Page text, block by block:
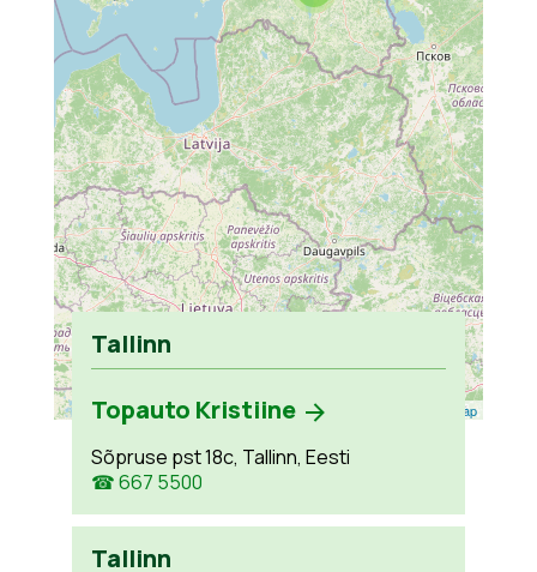
Leaflet OpenStreetMap
Tallinn
Topauto Kristiine
Sõpruse pst 18c, Tallinn, Eesti
☎ 667 5500
Tallinn